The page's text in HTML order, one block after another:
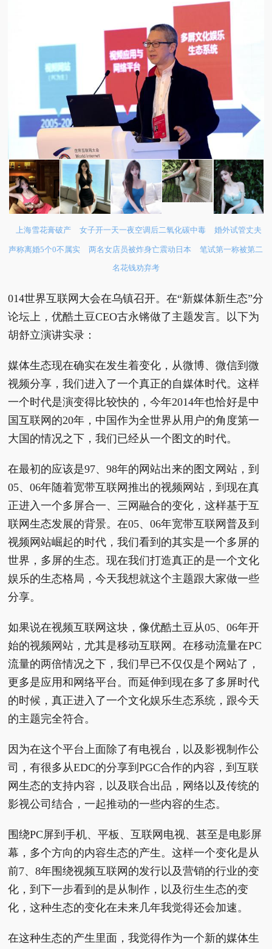
上海雪花膏破产 女子开一天一夜空调后二氧化碳中毒 婚外试管丈夫
声称离婚5个0不属实 两名女店员被炸身亡震动日本
笔试第一称被第二
名花钱劝弃考
014世界互联网大会在乌镇召开。在“新媒体新生态”分
论坛上，优酷土豆CEO古永锵做了主题发言。以下为
胡舒立演讲实录：
媒体生态现在确实在发生着变化，从微博、微信到微
视频分享，我们进入了一个真正的自媒体时代。这样
一个时代是演变得比较快的，今年2014年也恰好是中
国互联网的20年，中国作为全世界从用户的角度第一
大国的情况之下，我们已经从一个图文的时代。
在最初的应该是97、98年的网站出来的图文网站，到
05、06年随着宽带互联网推出的视频网站，到现在真
正进入一个多屏合一、三网融合的变化，这样基于互
联网生态发展的背景。在05、06年宽带互联网普及到
视频网站崛起的时代，我们看到的其实是一个多屏的
世界，多屏的生态。现在我们打造真正的是一个文化
娱乐的生态格局，今天我想就这个主题跟大家做一些
分享。
如果说在视频互联网这块，像优酷土豆从05、06年开
始的视频网站，尤其是移动互联网。在移动流量在PC
流量的两倍情况之下，我们早已不仅仅是个网站了，
更多是应用和网络平台。而延伸到现在多了多屏时代
的时候，真正进入了一个文化娱乐生态系统，跟今天
的主题完全符合。
因为在这个平台上面除了有电视台，以及影视制作公
司，有很多从EDC的分享到PGC合作的内容，到互联
网生态的支持内容，以及联合出品，网络以及传统的
影视公司结合，一起推动的一些内容的生态。
围绕PC屏到手机、平板、互联网电视、甚至是电影屏
幕，多个方向的内容生态的产生。这样一个变化是从
前7、8年围绕视频互联网的发行以及营销的行业的变
化，到下一步看到的是从制作，以及衍生生态的变
化，这种生态的变化在未来几年我觉得还会加速。
在这种生态的产生里面，我觉得作为一个新的媒体生